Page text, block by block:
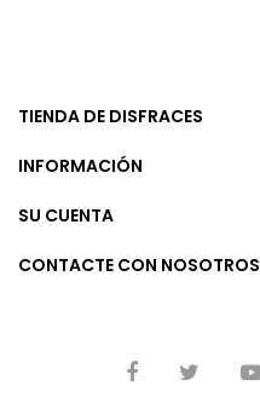
TIENDA DE DISFRACES
INFORMACIÓN
SU CUENTA
CONTACTE CON NOSOTROS